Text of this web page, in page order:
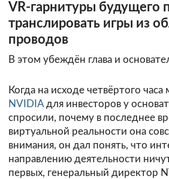
VR-гарнитуры будущего
транслировать игры из
проводов
В этом убеждён глава и
Когда на исходе четвёртого
NVIDIA для инвесторов у
спросили, почему в последнее
виртуальной реальности она
внимания, он дал понять, что
направлению деятельности
первых, генеральный директор